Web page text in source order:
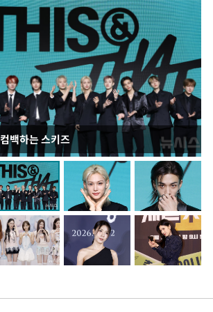
컴백하는 스키즈
입추 하루 앞둔 전남광주… 열화상 카메라에 담긴
폭염